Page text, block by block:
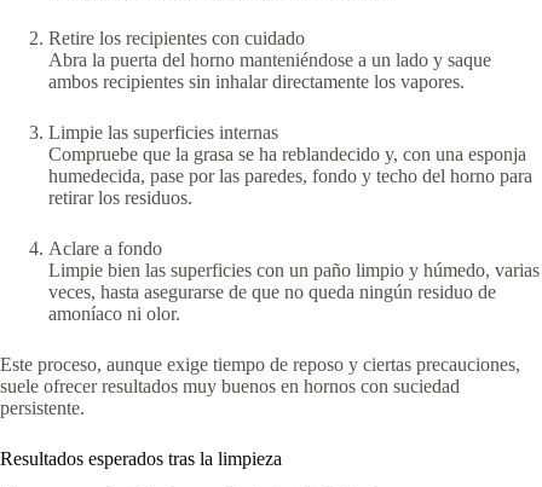
Retire los recipientes con cuidado
Abra la puerta del horno manteniéndose a un lado y saque
ambos recipientes sin inhalar directamente los vapores.
Limpie las superficies internas
Compruebe que la grasa se ha reblandecido y, con una esponja
humedecida, pase por las paredes, fondo y techo del horno para
retirar los residuos.
Aclare a fondo
Limpie bien las superficies con un paño limpio y húmedo, varias
veces, hasta asegurarse de que no queda ningún residuo de
amoníaco ni olor.
Este proceso, aunque exige tiempo de reposo y ciertas precauciones,
suele ofrecer resultados muy buenos en hornos con suciedad
persistente.
Resultados esperados tras la limpieza